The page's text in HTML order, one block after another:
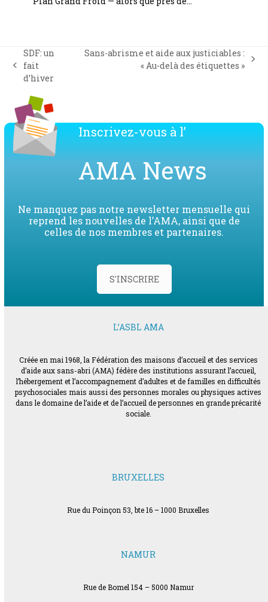
previous
post:
SDF: un
fait
d’hiver
Sans-abrisme et aide aux justiciables :
« Au-delà des étiquettes »
Inscrivez-vous à l’
AMA News
Ne manquez pas notre newsletter mensuelle qui
reprend les nouvelles de l’AMA, ainsi que de
celles de nos membres et partenaires.
S'INSCRIRE
L’ASBL AMA
Créée en mai 1968, la Fédération des maisons d’accueil et des services
d’aide aux sans-abri (AMA) fédère des institutions assurant l’accueil,
l’hébergement et l’accompagnement d’adultes et de familles en difficultés
psychosociales mais aussi des personnes morales ou physiques actives
dans le domaine de l’aide et de l’accueil de personnes en grande précarité
sociale.
BRUXELLES
Rue du Poinçon 53, bte 16 – 1000 Bruxelles
NAMUR
Rue de Bomel 154 – 5000 Namur